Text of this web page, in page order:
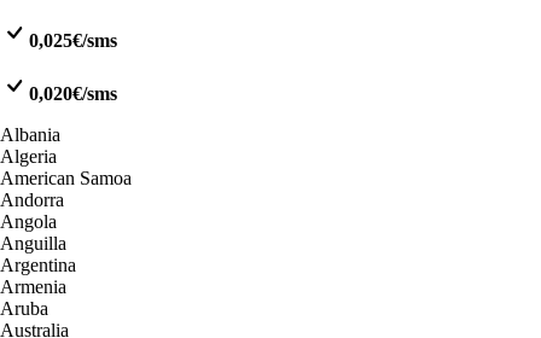
0,025€/sms
0,020€/sms
Albania
Algeria
American Samoa
Andorra
Angola
Anguilla
Argentina
Armenia
Aruba
Australia